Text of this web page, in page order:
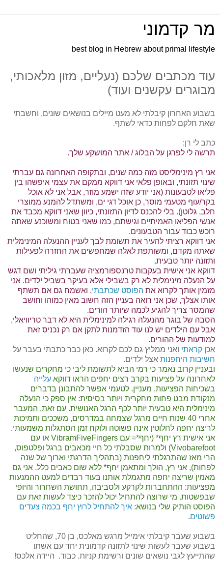
מר קדמוני
best blog in Hebrew about primal lifestyle
עוד מכתבים שלכם (נעליים, מזון מלאכותי,
מבוגרים עקשנים ועוד)
בשבוע האחרון קיבלתי לא מעט מיילים בנושאים שונים, וחשבתי
שאת חלקם לפחות כדאי לשתף.
כתב לי רן:
תרשה לי לפרגן על הבלוג / אתר המושקע שלך.
אני רץ מינימליסט מזה כמה שנים, ובתקופה האחרונה גם עברתי
שינוי תזונתי, ובאופן פלאי אני דווקא ממקם את עצמי איפשהו בין
פליאו לטבעונות (אני יודע שזה ישמע מוזר, אבל אני לא אוכל
בקר/עוף מטעמי מוסר, כן אוכל דגי ים, ומשתדל להמנע ממוצרי
חלב, גלוטן). בלי להכנס לדיון התזונתי, כיוון שאני דווקא מכבד את
אנשי הפליאו האמיתיים וגישתם, כמו שאני בטוח ומשוכנע שאתה
רוכש כבוד עבור הטבעונים.
אני דווקא רציתי להעיר את תשומת לבך לעניין ההנעלה המינימלית
שאתה מקדם, ומשותפת לאלה שמחפשים את החזרה לפעילות
ותזונה יותר טבעית.
דווקא אני אישית בעקבות טרנספורמציה שעברתי גיליתי ושם דגש
על הנעלה מינימלית לא רק בשבילי אלא בעיקר בשביל ילדים. אני
מזמין אותך לקרוא את הפוסט שכתבתי, ואשמח גם אם תשתף
אותו אצלך, שכן אני רואה בעניין הזה חשוב מאין כמוהו וחושב
שהמסר צריך להגיע לכמה שיותר הורים.
הסבה של בוגר מהנעלה רגילה למינימלית היא לא דבר טריוויאלי,
אבל עם הילדים יש לנו עוד הזדמנות לתקן אם רק נכניס זאת
למודעות של ההורים.
אכן קראתי ואני ממליץ גם לכם לקרוא. כאן כבר כתבתי בעבר על
חשיבות היחפנות אצל ילדים.
ובעניין קרוב נאמר כי רמי הביא לתשומת ליבי כי מחקרים שנעשו
לאחרונה על פציעות בקרב רצים יחפים הראו דווקא עלייה
בשכיחות הפציעות. מעניין. לטעמי אפשר להתבונן בדברים
מנקודת מבט פחות מחקרית ויותר בסיסית: אין ספק כי הנעלה
מינימלית היא טבעית יותר לכף הרגל האנושית. עם זאת, המעבר
אחרי 40 שנות חיים מרגל שצמחה במדרסים, משככים ותמיכות
לריצה יחפה לחלוטין אינה פשוטה ולוקח זמן הסתגלות משמעותי.
אני אישית רץ יחף* (יחף*= עם VibramFiveFingers או עם
Vivobarefoot) ולמרות שסבלתי כל חיי מכאבים ברגל ופלטפוס,
הרי מאז שהתרגלתי ליחפנות (בתהליך הדרגתי וארוך של שנה
לפחות), אני רץ, הולך ומתאמן יחף* ללא שום כאבים כלל. אני גם
מאמין שריצה יחפה מתגמלת אותנו בעוד רבדים למעט ההמנעות
מפציעות: ההתחברות לקרקע ולסביבה, תחושת השחרור והיופי
שבפשטות. מי שרוצה להתחיל יכול להזכר כיצד לעשות זאת עם
הפוסט הותיק שלי בנושא: איך להתחיל לרוץ יחף בכמה צעדים
פשוטים.
בשבוע שעבר קיבלתי אימייל מרגש מאלכס, בן 70, שהחליט
בשבוע שעבר לעשות שינוי לתזונה קדמונית יחד עם אשתו
שהתייעץ לגבי נושאים שונים ורשימת קניות. כבוד. היידה אלכס!